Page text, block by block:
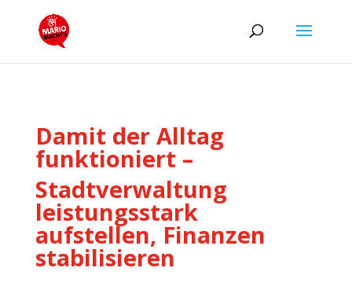
Damit der Alltag
funktioniert –
Stadtverwaltung
leistungsstark
aufstellen, Finanzen
stabilisieren